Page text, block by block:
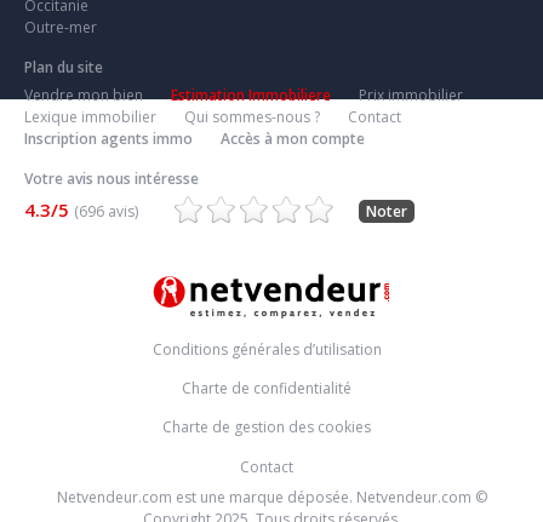
Occitanie
Outre-mer
Plan du site
Vendre mon bien
Estimation Immobiliere
Prix immobilier
Lexique immobilier
Qui sommes-nous ?
Contact
Inscription agents immo
Accès à mon compte
Votre avis nous intéresse
4.3/5 (696 avis) Noter
Conditions générales d’utilisation
Charte de confidentialité
Charte de gestion des cookies
Contact
Netvendeur.com est une marque déposée. Netvendeur.com ©